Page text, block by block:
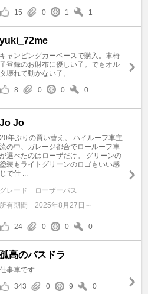
15 0 1 1
yuki_72me
キャンピングカーベースで購入。車椅
子登録のお財布に優しい子。でもオル
タ壊れて動かない子。
8
0 0 0
Jo Jo
20年ぶりの買い替え。 ハイルーフ車主
流の中、ガレージ都合でロールーフ車
が選べたのはローザだけ。 グリーンの
塗装もライトグリーンのロゴもいい感
じで仕 ...
グレード
ローザーバス
所有期間
2025年8月27日～
24 0 0 0
孤高のバスドラ
仕事車です
343
0 9 0